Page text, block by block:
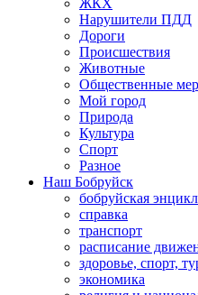
ЖКХ
Нарушители ПДД
Дороги
Происшествия
Животные
Общественные
Мой город
Природа
Культура
Спорт
Разное
Наш Бобруйск
бобруйская
справка
транспорт
расписание
здоровье, спорт,
экономика